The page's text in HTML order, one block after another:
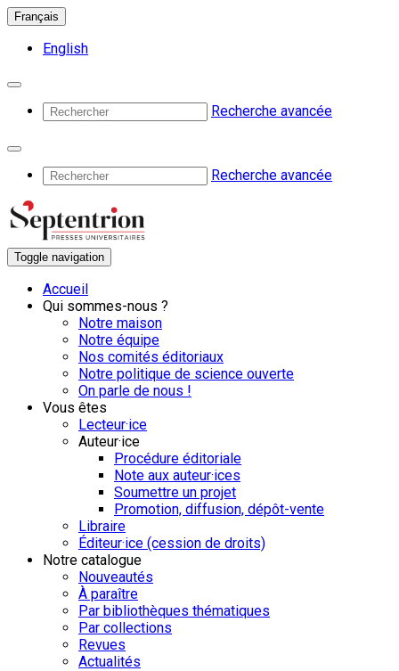
Français
English
Recherche avancée
Recherche avancée
Toggle navigation
Accueil
Qui sommes-nous ?
Notre maison
Notre équipe
Nos comités éditoriaux
Notre politique de science ouverte
On parle de nous !
Vous êtes
Lecteur·ice
Auteur·ice
Procédure éditoriale
Note aux auteur·ices
Soumettre un projet
Promotion, diffusion, dépôt-vente
Libraire
Éditeur·ice (cession de droits)
Notre catalogue
Nouveautés
À paraître
Par bibliothèques thématiques
Par collections
Revues
Actualités